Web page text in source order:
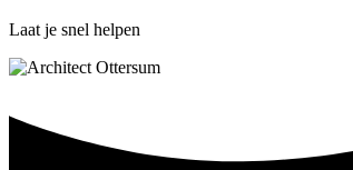
Laat je snel helpen